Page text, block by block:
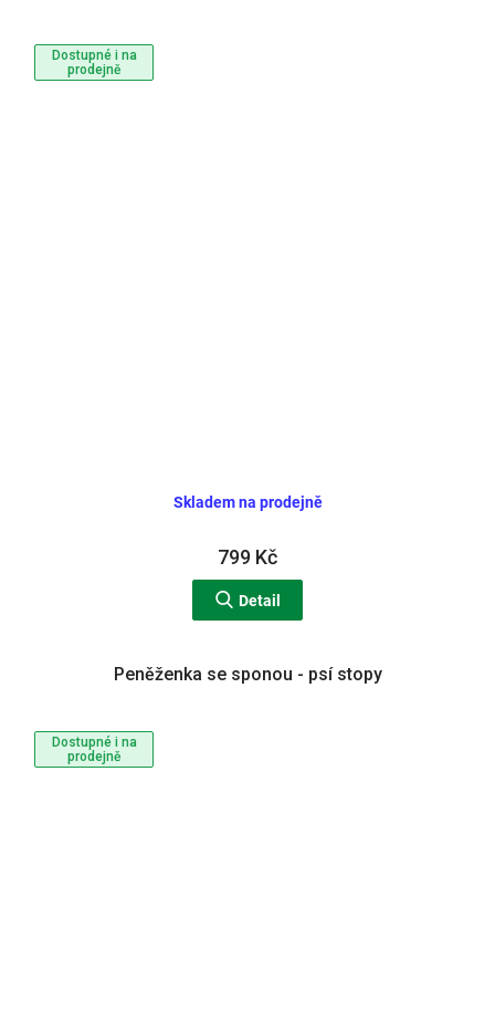
Dostupné i na
prodejně
Skladem na prodejně
799 Kč
Detail
Dostupné i na
prodejně
Peněženka se sponou - psí stopy